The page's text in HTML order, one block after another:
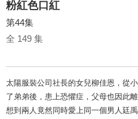
粉紅色口紅
第44集
全 149 集
太陽服裝公司社長的女兒柳佳恩，從
了弟弟後，患上恐懼症，父母也因此
想到兩人竟然同時愛上同一個男人廷